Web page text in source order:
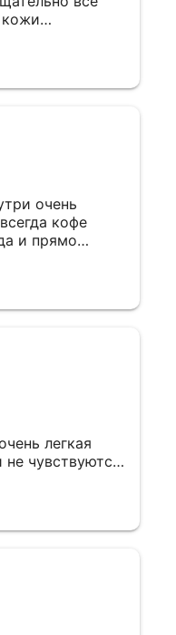
все
ещё
очень
кофе
и прямо
легкая
чувствуются,
мимика
процедур,
что